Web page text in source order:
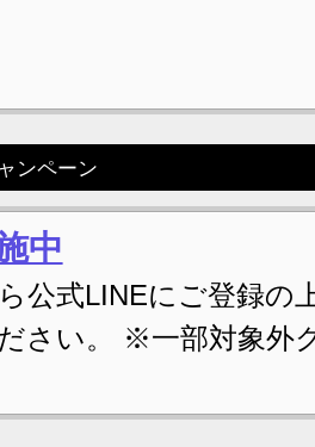
ンペーン
中
公式LINEにご登録の
さい。 ※一部対象外